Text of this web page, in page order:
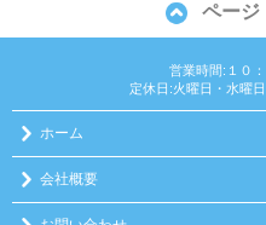
ページ
営業時間:１０
定休日:火曜日・水曜
ホーム
会社概要